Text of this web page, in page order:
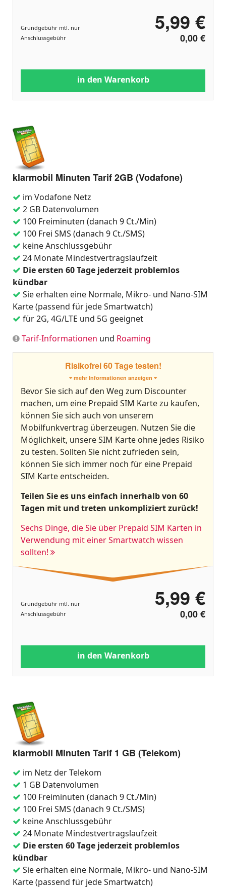
Grundgebühr mtl. nur 5,99 €
Anschlussgebühr 0,00 €
in den Warenkorb
klarmobil Minuten Tarif 2GB (Vodafone)
im Vodafone Netz
2 GB Datenvolumen
100 Freiminuten (danach 9 Ct./Min)
100 Frei SMS (danach 9 Ct./SMS)
keine Anschlussgebühr
24 Monate Mindestvertragslaufzeit
Die ersten 60 Tage jederzeit problemlos
kündbar
Sie erhalten eine Normale, Mikro- und Nano-SIM
Karte (passend für jede Smartwatch)
für 2G, 4G/LTE und 5G geeignet
Tarif-Informationen und Roaming
Risikofrei 60 Tage testen!
mehr Informationen anzeigen
Bevor Sie sich auf den Weg zum Discounter
machen, um eine Prepaid SIM Karte zu kaufen,
können Sie sich auch von unserem
Mobilfunkvertrag überzeugen. Nutzen Sie die
Möglichkeit, unsere SIM Karte ohne jedes Risiko
zu testen. Sollten Sie nicht zufrieden sein,
können Sie sich immer noch für eine Prepaid
SIM Karte entscheiden.
Teilen Sie es uns einfach innerhalb von 60
Tagen mit und treten unkompliziert zurück!
Sechs Dinge, die Sie über Prepaid SIM Karten in
Verwendung mit einer Smartwatch wissen
sollten!
Grundgebühr mtl. nur 5,99 €
Anschlussgebühr 0,00 €
in den Warenkorb
klarmobil Minuten Tarif 1 GB (Telekom)
im Netz der Telekom
1 GB Datenvolumen
100 Freiminuten (danach 9 Ct./Min)
100 Frei SMS (danach 9 Ct./SMS)
keine Anschlussgebühr
24 Monate Mindestvertragslaufzeit
Die ersten 60 Tage jederzeit problemlos
kündbar
Sie erhalten eine Normale, Mikro- und Nano-SIM
Karte (passend für jede Smartwatch)